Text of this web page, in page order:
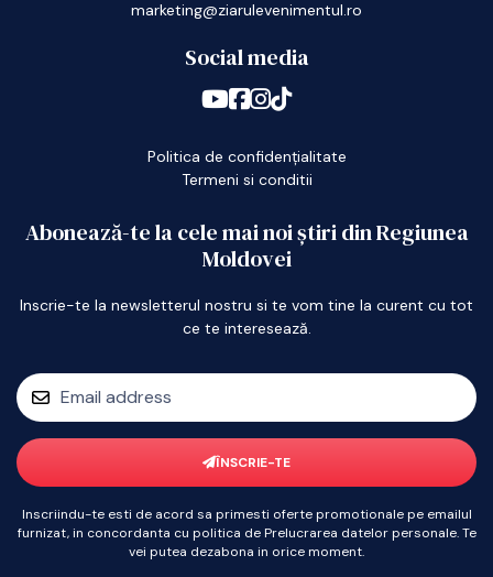
marketing@ziarulevenimentul.ro
Social media
Politica de confidențialitate
Termeni si conditii
Abonează-te la cele mai noi știri din Regiunea
Moldovei
Inscrie-te la newsletterul nostru si te vom tine la curent cu tot
ce te interesează.
ÎNSCRIE-TE
Inscriindu-te esti de acord sa primesti oferte promotionale pe emailul
furnizat, in concordanta cu politica de Prelucrarea datelor personale. Te
vei putea dezabona in orice moment.